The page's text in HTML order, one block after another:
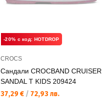
-20% с код: HOTDROP
CROCS
Сандали CROCBAND CRUISER
SANDAL T KIDS 209424
Текуща цена:
37,29 € / 72,93 лв.